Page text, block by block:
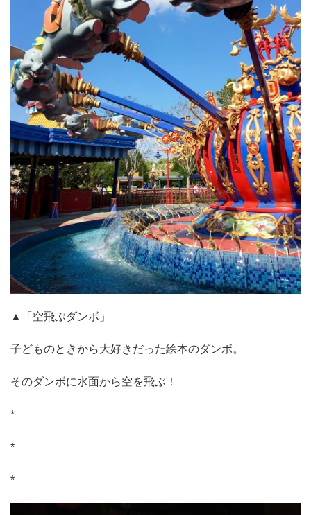
▲「空飛ぶダンボ」
子どものときから大好きだった絵本のダンボ。
そのダンボに水面から空を飛ぶ！
*
*
*